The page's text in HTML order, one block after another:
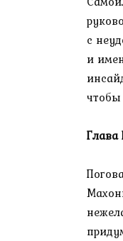
с
и
Глава